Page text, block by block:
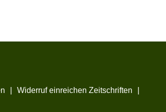
Widerruf einreichen Zeitschriften